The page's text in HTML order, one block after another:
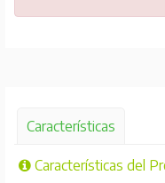
Características
Características del